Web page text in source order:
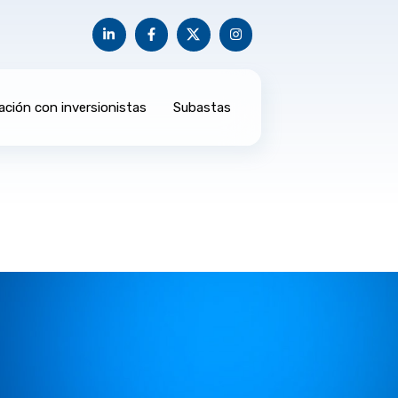
con inversionistas Subastas